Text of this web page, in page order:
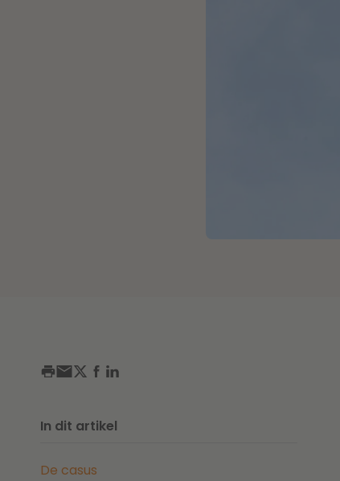
In dit artikel
De casus